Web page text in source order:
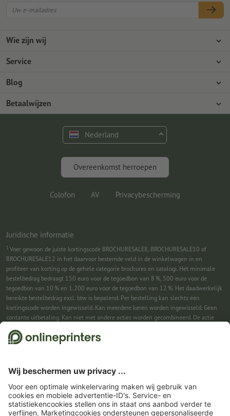
Wie zijn wij
Ondernemingen
Milieubescherming
Service
Betaalwijzen
Verzending
Premium programma
Blog
Photoshop-tutorials
Gratis lettertypes en fonts
Marketing en insights
Betaalwijzen
Nederland
Overeenkomst herroepen
Colofon AV Privacybescherming
Juridische informatie
1 Voer gewoon de juiste kortingscode BROCHURESALE8, BROCHURESALE10 of
BROCHURESALE12 in het daarvoor bestemde veld in de winkelwagen in en
profiteer van korting op de gehele categorie brochures en catalogi. Het minimale
bestelbedrag bedraagt 150 euro voor de tegoedbon van 8 %, 500 euro voor de
tegoedbon van 10 % en 1.200 euro voor de tegoedbon van 12 %. Het daadwerkelijk
bereikte bestelbedrag excl. btw is bepalend. Per bestelling kan slechts één
kortingscode worden ingewisseld. Kan meerdere keren worden ingewisseld. Geen
contante uitbetaling. Kan niet met andere acties worden gecombineerd. De actie
2Je ontvangst eerst een e-mail waarin je de aanmelding voor de nieuwsbrief
ingewisseld. Geen minimumbestelwaarde. Maximale hoogte van de korting: € 150
van de bestelwaarde (netto). Geen contante uitbetaling. Kan niet worden
gecombineerd met andere acties of kortingscodes.De tegoedbon is na ontvangst
zes weken geldig.